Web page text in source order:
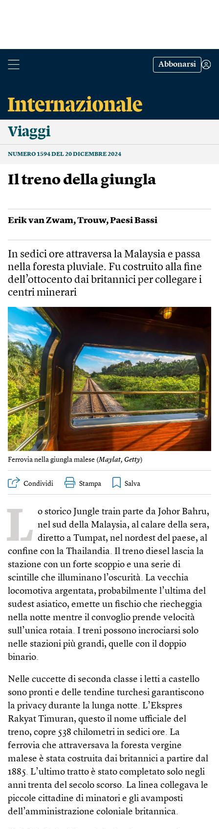
Abbonarsi
Viaggi
NUMERO 1594 DEL 20 DICEMBRE 2024
Il treno della giungla
Erik van Zwam,Trouw,Paesi Bassi
In sedici ore attraversa la Malaysia e passa
nella foresta pluviale. Fu costruito alla fine
dell’ottocento dai britannici per collegare i
centri minerari
Ferrovia nella giungla malese (Maylat, Getty)
Condividi Stampa
L o storico Jungle train parte da Johor Bahru,
nel sud della Malaysia, al calare della sera,
diretto a Tumpat, nel nordest del paese, al
confine con la Thailandia. Il treno diesel lascia la
stazione con un forte scoppio e una serie di
scintille che illuminano l’oscurità. La vecchia
locomotiva argentata, probabilmente l’ultima del
sudest asiatico, emette un fischio che riecheggia
nella notte mentre il convoglio prende velocità
sull’unica rotaia. I treni possono incrociarsi solo
nelle stazioni più grandi, quelle con il doppio
binario.
Nelle cuccette di seconda classe i letti a castello
sono pronti e delle tendine turchesi garantiscono
la privacy durante la lunga notte. L’Ekspres
Rakyat Timuran, questo il nome ufficiale del
treno, copre 538 chilometri in sedici ore. La
ferrovia che attraversava la foresta vergine
malese è stata costruita dai britannici a partire dal
1885. L’ultimo tratto è stato completato solo negli
anni trenta del secolo scorso. La linea collegava le
piccole cittadine di minatori e gli avamposti
dell’amministrazione coloniale britannica.